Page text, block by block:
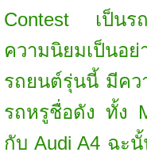
Contest เป็นร
ความนิยมเป็นอ
รถยนต์รุ่นนี้ มีคว
รถหรูชื่อดัง ทั้ง
กับ Audi A4 ฉะ